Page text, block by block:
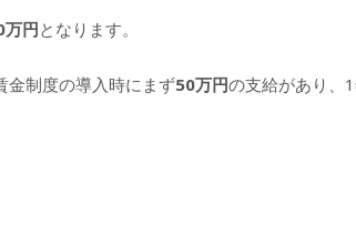
万円となります。
金制度の導入時にまず50万円の支給があり、